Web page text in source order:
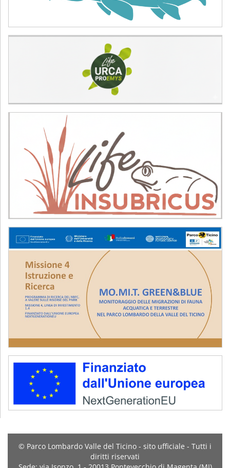
© Parco Lombardo Valle del Ticino - sito ufficiale - Tutti i
diritti riservati